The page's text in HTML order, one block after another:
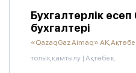
Бухгалтерлік есеп
бухгалтері
«QazaqGaz Aimaq» АҚ Ақтөбе
толық қамтылу | Ақтөбе қ.